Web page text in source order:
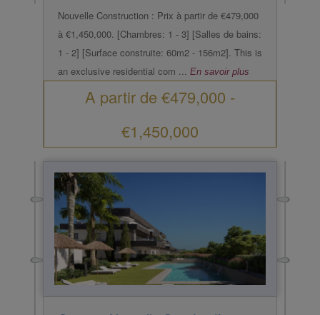
Nouvelle Construction : Prix à partir de €479,000
à €1,450,000. [Chambres: 1 - 3] [Salles de bains:
1 - 2] [Surface construite: 60m2 - 156m2]. This is
an exclusive residential com ... En savoir plus
A partir de €479,000 -
€1,450,000